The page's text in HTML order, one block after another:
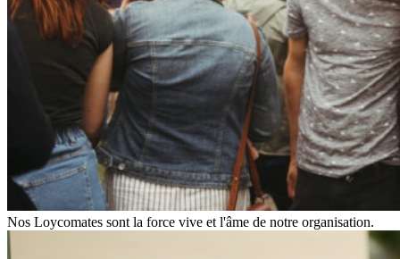
Nos Loycomates sont la force vive et l'âme de notre organisation.